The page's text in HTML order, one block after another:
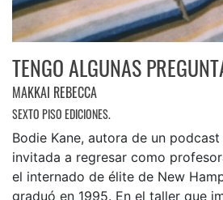
TENGO ALGUNAS
MAKKAI REBECCA
SEXTO PISO EDICIONES.
Bodie Kane, autora de un
invitada a regresar como
el internado de élite de New
graduó en 1995. En el taller que